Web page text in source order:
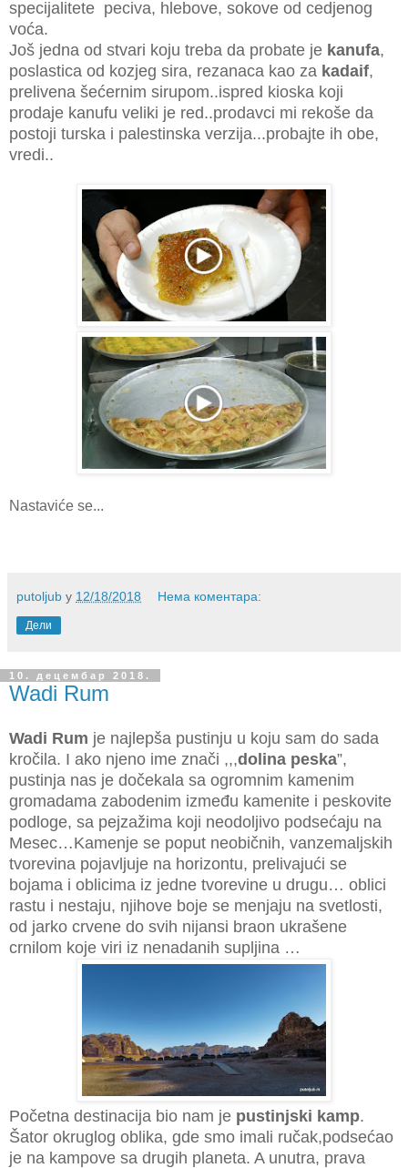
specijalitete peciva, hlebove, sokove od cedjenog
voća.
Još jedna od stvari koju treba da probate je kanufa,
poslastica od kozjeg sira, rezanaca kao za kadaif,
prelivena šećernim sirupom..ispred kioska koji
prodaje kanufu veliki je red..prodavci mi rekoše da
postoji turska i palestinska verzija...probajte ih obe,
vredi..
Nastaviće se...
putoljub у 12/18/2018 Нема коментара:
Дели
10. децембар 2018.
Wadi Rum
Wadi Rum je najlepša pustinju u koju sam do sada
kročila. I ako njeno ime znači ,,,dolina peska”,
pustinja nas je dočekala sa ogromnim kamenim
gromadama zabodenim između kamenite i peskovite
podloge, sa pejzažima koji neodoljivo podsećaju na
Mesec…Kamenje se poput neobičnih, vanzemaljskih
tvorevina pojavljuje na horizontu, prelivajući se
bojama i oblicima iz jedne tvorevine u drugu… oblici
rastu i nestaju, njihove boje se menjaju na svetlosti,
od jarko crvene do svih nijansi braon ukrašene
crnilom koje viri iz nenadanih supljina …
Početna destinacija bio nam je pustinjski kamp.
Šator okruglog oblika, gde smo imali ručak,podsećao
je na kampove sa drugih planeta. A unutra, prava